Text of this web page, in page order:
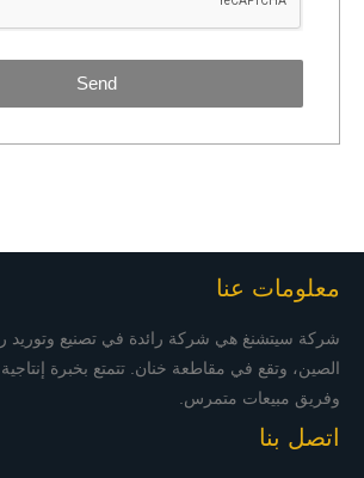
Send
معلومات عنا
شركة سيتشنغ هي شركة رائدة في تصنيع وتوريد
الصين، وتقع في مقاطعة خنان. تتمتع بخبرة
وفريق مبيعات متمرس.
اتصل بنا